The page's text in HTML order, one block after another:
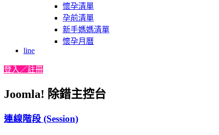
懷孕清單
孕前清單
新手媽媽清單
懷孕月曆
line
登入／註冊
Joomla! 除錯主控台
連線階段 (Session)